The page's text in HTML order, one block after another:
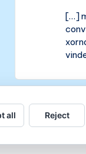
[…]
all Reject